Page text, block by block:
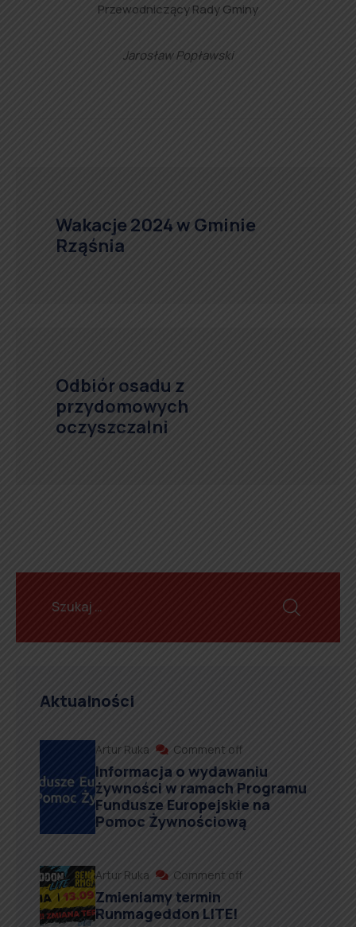
Przewodniczący Rady Gminy
Jarosław Popławski
Wakacje 2024 w Gminie
Rząśnia
Odbiór osadu z
przydomowych
oczyszczalni
Aktualności
Artur Ruka Comment off
Informacja o wydawaniu
żywności w ramach Programu
Fundusze Europejskie na
Pomoc Żywnościową
Artur Ruka Comment off
Zmieniamy termin
Runmageddon LITE!